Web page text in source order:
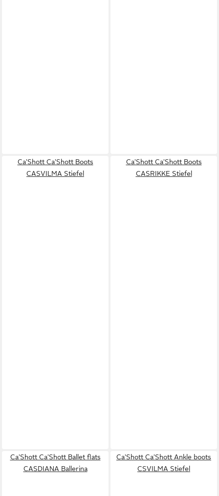
Ca'Shott Ca'Shott Boots
CASVILMA Stiefel
Ca'Shott Ca'Shott Boots
CASRIKKE Stiefel
Ca'Shott Ca'Shott Ballet flats
CASDIANA Ballerina
Ca'Shott Ca'Shott Ankle boots
CSVILMA Stiefel